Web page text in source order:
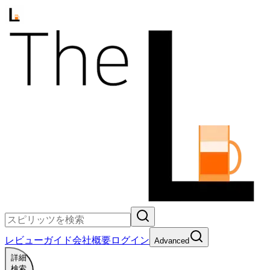
レビューガイド会社概要ログイン Advanced
詳細
検索